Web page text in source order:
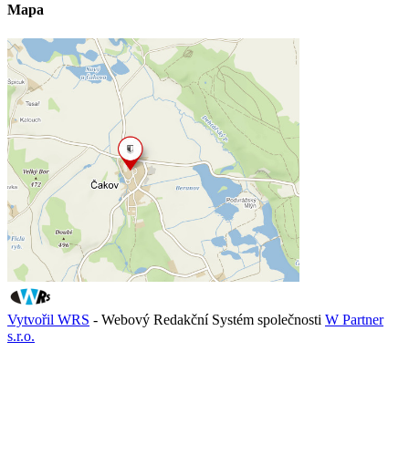
Mapa
Vytvořil WRS - Webový Redakční Systém společnosti W Partner
s.r.o.